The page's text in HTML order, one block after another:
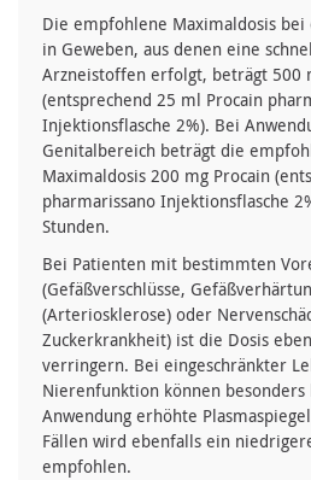
Die empfohlene Maximaldosis
in Geweben, aus denen eine
Arzneistoffen erfolgt, beträgt 500
(entsprechend 25 ml Procain
Injektionsflasche 2%). Bei
Genitalbereich beträgt die
Maximaldosis 200 mg Procain
pharmarissano Injektionsflasche
Stunden.
Bei Patienten mit bestimmten
(Gefäßverschlüsse,
(Arteriosklerose) oder
Zuckerkrankheit) ist die Dosis
verringern. Bei eingeschränkter
Nierenfunktion können
Anwendung erhöhte
Fällen wird ebenfalls ein
empfohlen.